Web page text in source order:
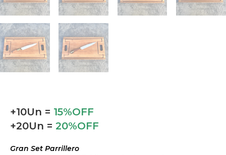
+10Un = 15%OFF
+20Un = 20%OFF
Gran Set Parrillero